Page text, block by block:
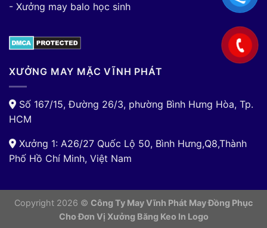
- Xưởng may balo học sinh
XƯỞNG MAY MẶC VĨNH PHÁT
Số 167/15, Đường 26/3, phường Bình Hưng Hòa, Tp.
HCM
Xưởng 1: A26/27 Quốc Lộ 50, Bình Hưng,Q8,Thành
Phố Hồ Chí Minh, Việt Nam
Copyright 2026 © Công Ty May Vĩnh Phát May Đồng Phục
Cho Đơn Vị Xưởng Băng Keo In Logo